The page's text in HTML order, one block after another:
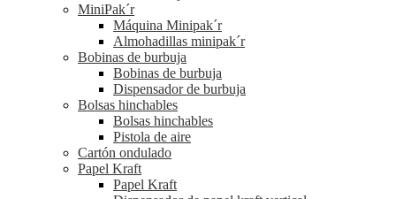
MiniPak´r
Máquina Minipak´r
Almohadillas minipak´r
Bobinas de burbuja
Bobinas de burbuja
Dispensador de burbuja
Bolsas hinchables
Bolsas hinchables
Pistola de aire
Cartón ondulado
Papel Kraft
Papel Kraft